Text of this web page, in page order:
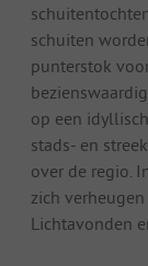
schuiten
punterstok
op een
stads- en
over de regio.
zich
Lichtavonden